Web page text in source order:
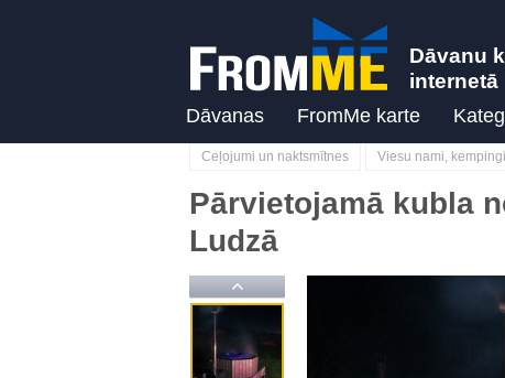
Dāvanu
internetā
Dāvanas FromMe karte
Ceļojumi un naktsmītnes Viesu nami,
Pārvietojamā kubla
Ludzā
Previous